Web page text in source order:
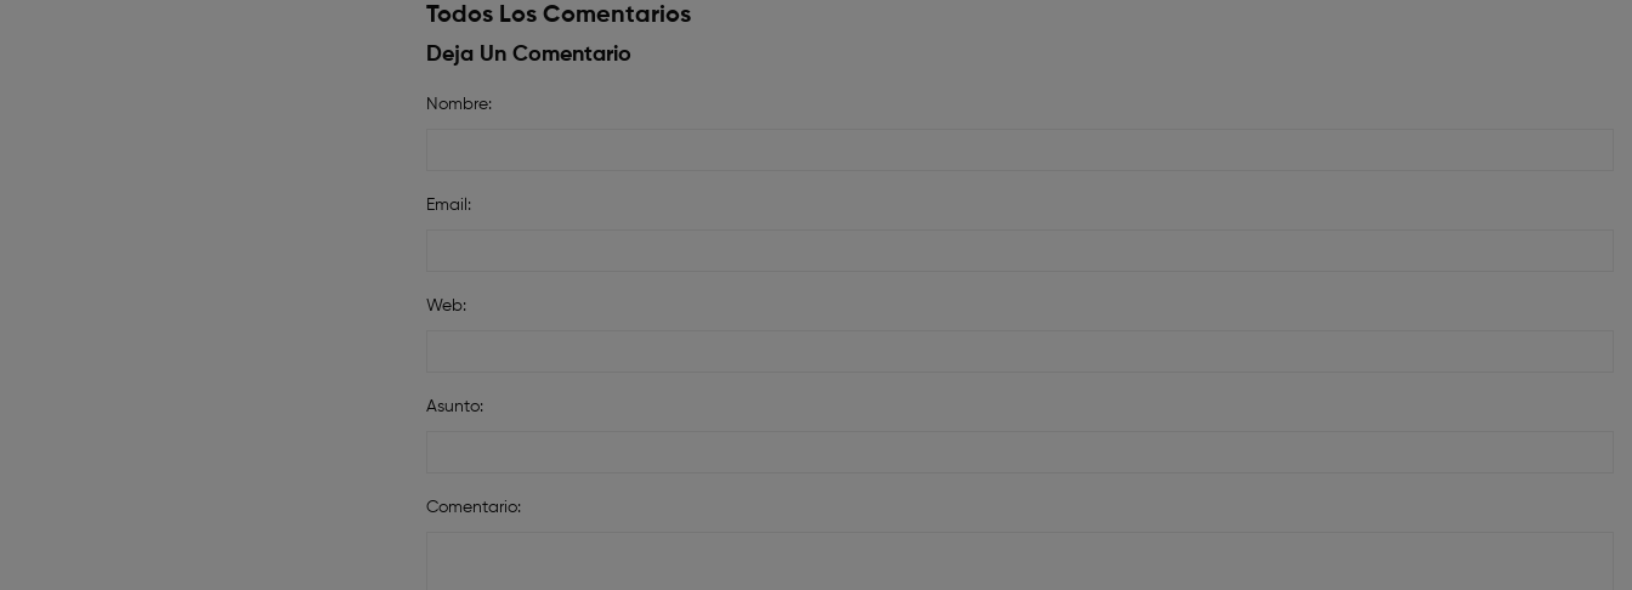
Todos Los Comentarios
Deja Un Comentario
Nombre:
Email:
Web:
Asunto:
Comentario: